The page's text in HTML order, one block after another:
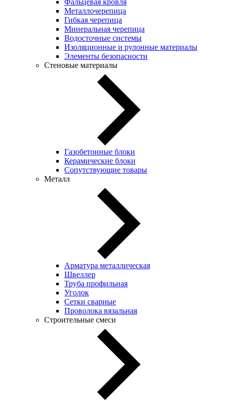
Металлочерепица
Гибкая черепица
Минеральная черепица
Водосточные системы
Изоляционные и рулонные материалы
Элементы безопасности
Стеновые материалы
Газобетонные блоки
Керамические блоки
Сопутствующие товары
Металл
Арматура металлическая
Швеллер
Труба профильная
Уголок
Сетки сварные
Проволока вязальная
Строительные смеси